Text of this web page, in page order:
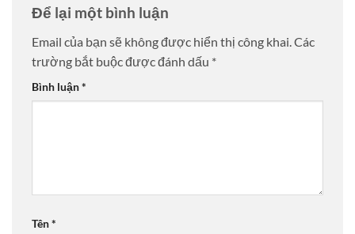
Để lại một bình luận
Email của bạn sẽ không được hiển thị công khai.Các
trường bắt buộc được đánh dấu *
Bình luận*
Tên*